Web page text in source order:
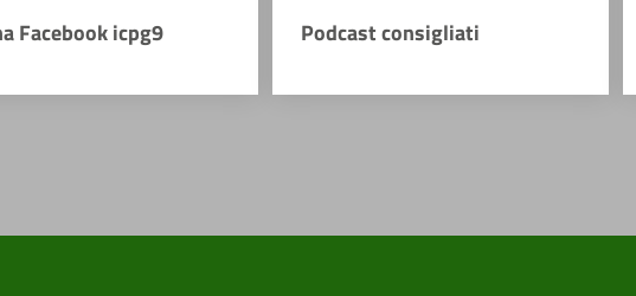
Facebook icpg9 Podcast consigliati